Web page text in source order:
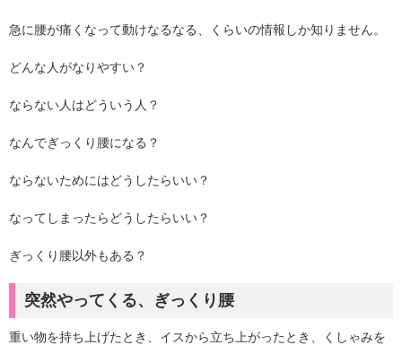
急に腰が痛くなって動けなるなる、くらいの情報しか知りません。
どんな人がなりやすい？
ならない人はどういう人？
なんでぎっくり腰になる？
ならないためにはどうしたらいい？
なってしまったらどうしたらいい？
ぎっくり腰以外もある？
突然やってくる、ぎっくり腰
重い物を持ち上げたとき、イスから立ち上がったとき、くしゃみを